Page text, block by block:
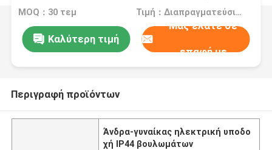
τοποθέτησης IP44
MOQ：30 τεμ Τιμή：Διαπραγματεύσιμα
Καλύτερη τιμή
Μας ελάτε σε
επαφή με
Περιγραφή προϊόντων
Άνδρα-γυναίκας ηλεκτρική υποδο
χή IP44 βουλωμάτων